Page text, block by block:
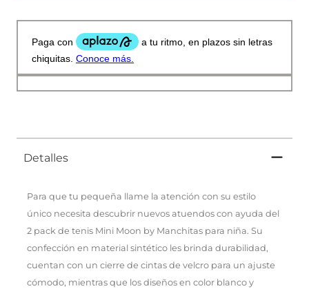
Detalles
Para que tu pequeña llame la atención con su estilo
único necesita descubrir nuevos atuendos con ayuda del
2 pack de tenis Mini Moon by Manchitas para niña. Su
confección en material sintético les brinda durabilidad,
cuentan con un cierre de cintas de velcro para un ajuste
cómodo, mientras que los diseños en color blanco y